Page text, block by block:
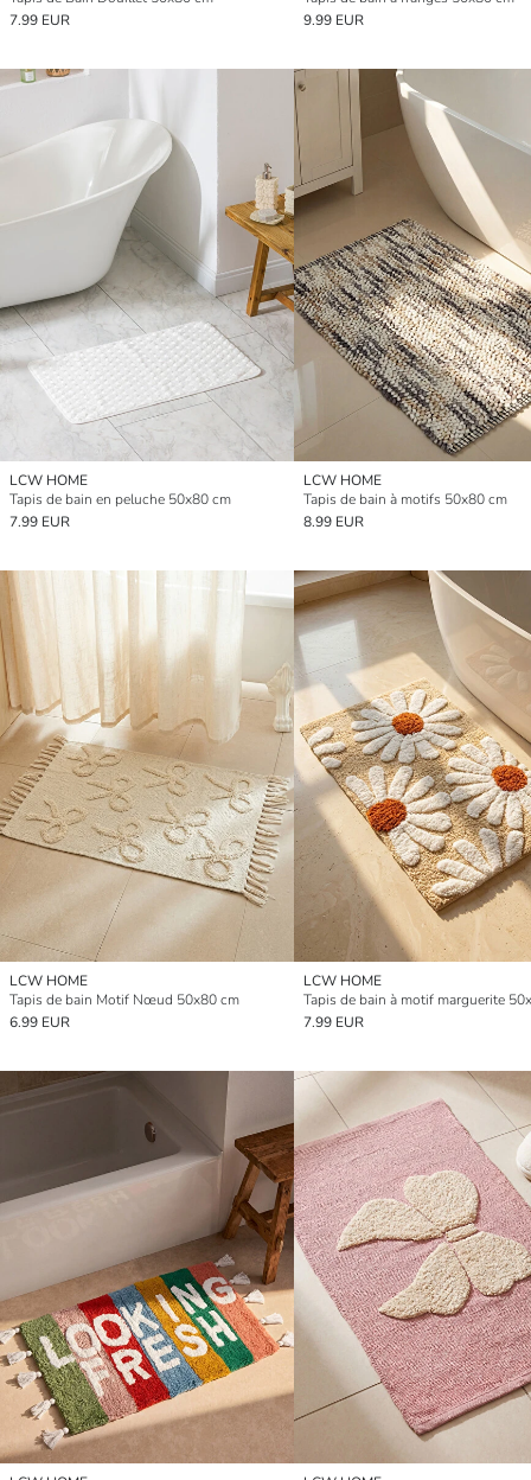
7.99 EUR
9.99 EUR
LCW HOME
Tapis de bain en peluche 50x80 cm
7.99 EUR
LCW HOME
Tapis de bain à motifs 50x80 cm
8.99 EUR
LCW HOME
Tapis de bain Motif Nœud 50x80 cm
6.99 EUR
LCW HOME
Tapis de bain à motif marguerite
7.99 EUR